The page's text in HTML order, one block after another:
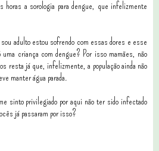
horas a sorologia para dengue, que infelizmente
adulto estou sofrendo com essas dores e esse
criança com dengue? Por isso mamães, não
resta já que, infelizmente, a população ainda não
manter água parada.
sinto privilegiado por aqui não ter sido infectado
já passaram por isso?